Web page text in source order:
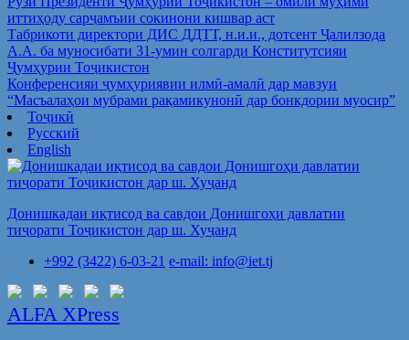
иттиҳоду сарҷамъии сокинони кишвар аст
Табрикоти директори ДИС ДДТТ, н.и.и., дотсент Ҷалилзода
А.А. ба муносибати 31-умин солгарди Конститутсияи
Ҷумҳурии Тоҷикистон
Конференсияи ҷумҳуриявии илмӣ-амалӣ дар мавзуи
“Масъалаҳои мубрами рақамикунонӣ дар бонкдории муосир”
Тоҷикӣ
Русский
English
Донишкадаи иқтисод ва савдои Донишгоҳи давлатии
тиҷорати Тоҷикистон дар ш. Хуҷанд
+992 (3422) 6-03-21 e-mail: info@iet.tj
ALFA XPress